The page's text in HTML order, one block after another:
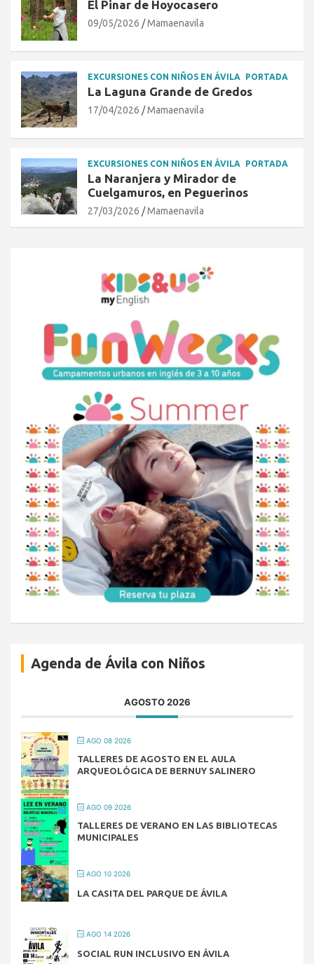
El Pinar de Hoyocasero
09/05/2026 Mamaenavila
EXCURSIONES CON NIÑOS EN ÁVILA PORTADA
La Laguna Grande de Gredos
17/04/2026 Mamaenavila
EXCURSIONES CON NIÑOS EN ÁVILA PORTADA
La Naranjera y Mirador de
Cuelgamuros, en Peguerinos
27/03/2026 Mamaenavila
Agenda de Ávila con Niños
AGOSTO 2026
AGO 08 2026
TALLERES DE AGOSTO EN EL AULA
ARQUEOLÓGICA DE BERNUY SALINERO
AGO 09 2026
TALLERES DE VERANO EN LAS BIBLIOTECAS
MUNICIPALES
AGO 10 2026
LA CASITA DEL PARQUE DE ÁVILA
AGO 14 2026
SOCIAL RUN INCLUSIVO EN ÁVILA